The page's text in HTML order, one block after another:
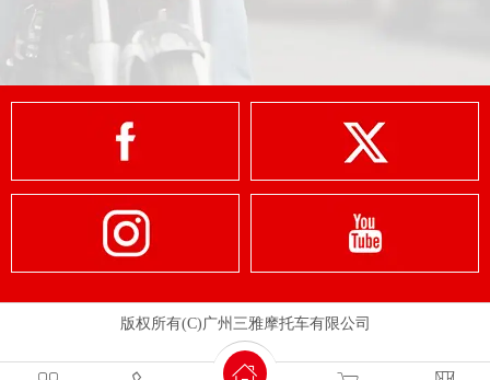
版权所有(C)广州三雅摩托车有限公司